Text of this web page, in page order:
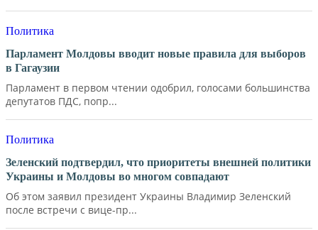
Политика
Парламент Молдовы вводит новые правила для выборов
в Гагаузии
Парламент в первом чтении одобрил, голосами большинства
депутатов ПДС, попр...
Политика
Зеленский подтвердил, что приоритеты внешней политики
Украины и Молдовы во многом совпадают
Об этом заявил президент Украины Владимир Зеленский
после встречи с вице-пр...